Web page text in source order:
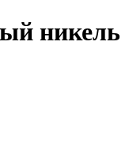
никель